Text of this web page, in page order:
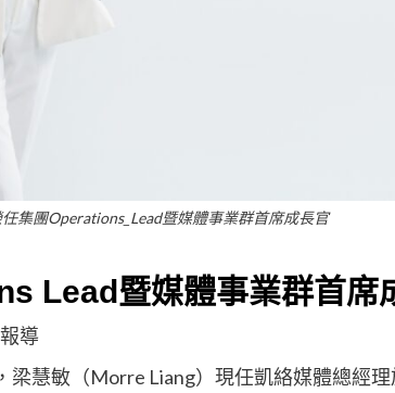
集團Operations_Lead暨媒體事業群首席成長官
Lead暨媒體事業群首席
導
梁慧敏（Morre Liang）現任凱絡媒體總經